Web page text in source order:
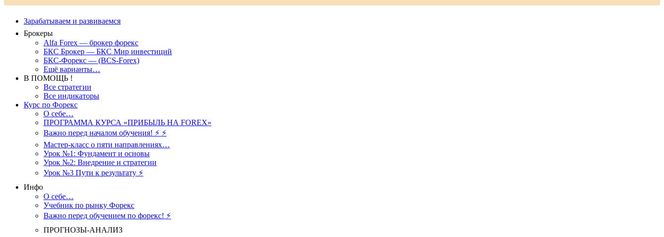
Зарабатываем и развиваемся
Брокеры
Alfa Forex — брокер форекс
БКС Брокер — БКС Мир инвестиций
БКС-Форекс — (BCS-Forex)
Ещё варианты…
В ПОМОЩЬ !
Все стратегии
Все индикаторы
Курс по Форекс
О себе…
ПРОГРАММА КУРСА «ПРИБЫЛЬ НА FOREX»
Важно перед началом обучения! ⚡ ⚡
Мастер-класс о пяти направлениях…
Урок №1: Фундамент и основы
Урок №2: Внедрение и стратегии
Урок №3 Пути к результату ⚡️
Инфо
О себе…
Учебник по рынку Форекс
Важно перед обучением по форекс! ⚡
ПРОГНОЗЫ-АНАЛИЗ